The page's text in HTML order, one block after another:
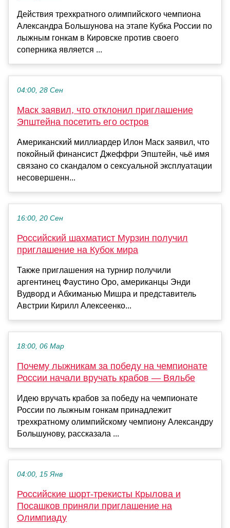
Действия трехкратного олимпийского чемпиона
Александра Большунова на этапе Кубка России по
лыжным гонкам в Кировске против своего
соперника является ...
04:00, 28 Сен
Маск заявил, что отклонил приглашение
Эпштейна посетить его остров
Американский миллиардер Илон Маск заявил, что
покойный финансист Джеффри Эпштейн, чьё имя
связано со скандалом о сексуальной эксплуатации
несовершенн...
16:00, 20 Сен
Российский шахматист Мурзин получил
приглашение на Кубок мира
Также приглашения на турнир получили
аргентинец Фаустино Оро, американцы Энди
Вудворд и Абхиманью Мишра и представитель
Австрии Кирилл Алексеенко...
18:00, 06 Мар
Почему лыжникам за победу на чемпионате
России начали вручать крабов — Вяльбе
Идею вручать крабов за победу на чемпионате
России по лыжным гонкам принадлежит
трехкратному олимпийскому чемпиону Александру
Большунову, рассказала ...
04:00, 15 Янв
Российские шорт-трекисты Крылова и
Посашков приняли приглашение на
Олимпиаду